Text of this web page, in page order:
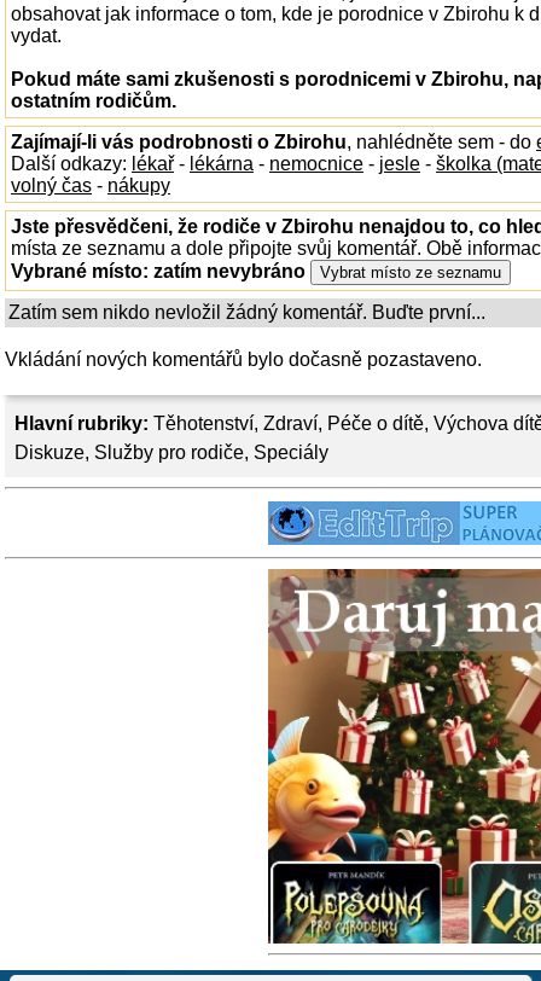
Hlavní rubriky: Těhotenství, Zdraví, Péče o dítě, Výchova
Diskuze, Služby pro rodiče, Speciály
obsahovat jak informace o tom, kde je porodnice v Zbirohu k
vydat.
Pokud máte sami zkušenosti s porodnicemi v Zbirohu,
ostatním rodičům.
Zajímají-li vás podrobnosti o Zbirohu, nahlédněte sem - do
Další odkazy: lékař - lékárna - nemocnice - jesle - školka
volný čas - nákupy
Jste přesvědčeni, že rodiče v Zbirohu nenajdou to, co
místa ze seznamu a dole připojte svůj komentář. Obě
Vybrané místo: zatím nevybráno
Zatím sem nikdo nevložil žádný komentář. Buďte první...
Vkládání nových komentářů bylo dočasně pozastaveno.